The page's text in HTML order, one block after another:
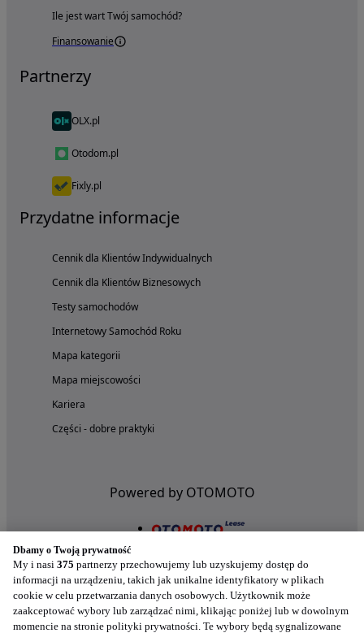
Ile jest wart Twój samochód?
Finansowanie
Partnerzy
OLX.pl
Otodom.pl
Fixly.pl
Przydatne informacje
Cennik dla Klientów Indywidualnych
Cennik dla Klientów Biznesowych
Testy samochodów
Internetowy Samochód Roku
Mapa kategorii
Mapa miejscowości
Kariera
Części - dobre praktyki
Powered by OTOMOTO
Dbamy o Twoją prywatność
My i nasi 375 partnerzy przechowujemy lub uzyskujemy dostęp do
informacji na urządzeniu, takich jak unikalne identyfikatory w plikach
cookie w celu przetwarzania danych osobowych. Użytkownik może
zaakceptować wybory lub zarządzać nimi, klikając poniżej lub w dowolnym
momencie na stronie polityki prywatności. Te wybory będą sygnalizowane